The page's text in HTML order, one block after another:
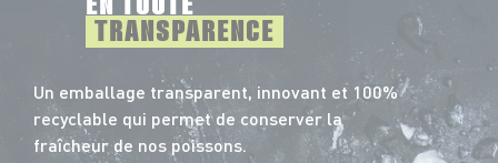
TRANSPARENCE
Un emballage transparent, innovant et 100%
recyclable qui permet de conserver la
fraîcheur de nos poissons.